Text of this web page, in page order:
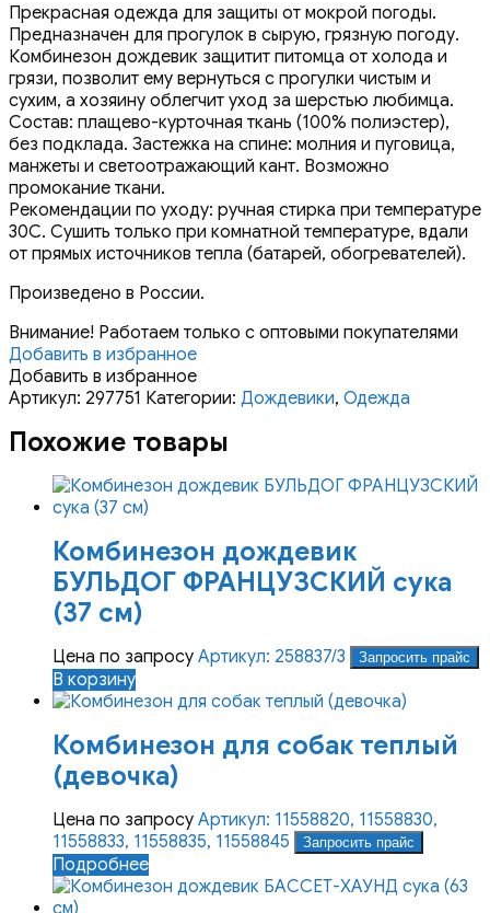
Прекрасная одежда для защиты от мокрой погоды.
Предназначен для прогулок в сырую, грязную погоду.
Комбинезон дождевик защитит питомца от холода и
грязи, позволит ему вернуться с прогулки чистым и
сухим, а хозяину облегчит уход за шерстью любимца.
Состав: плащево-курточная ткань (100% полиэстер),
без подклада. Застежка на спине: молния и пуговица,
манжеты и светоотражающий кант. Возможно
промокание ткани.
Рекомендации по уходу: ручная стирка при температуре
30С. Сушить только при комнатной температуре, вдали
от прямых источников тепла (батарей, обогревателей).
Произведено в России.
Внимание! Работаем только с оптовыми покупателями
Добавить в избранное
Добавить в избранное
Артикул: 297751 Категории: Дождевики, Одежда
Похожие товары
Комбинезон дождевик
БУЛЬДОГ ФРАНЦУЗСКИЙ сука
(37 см)
Цена по запросу Артикул: 258837/3 Запросить прайс
В корзину
Комбинезон для собак теплый
(девочка)
Цена по запросу Артикул: 11558820, 11558830,
11558833, 11558835, 11558845
Запросить прайс
Подробнее